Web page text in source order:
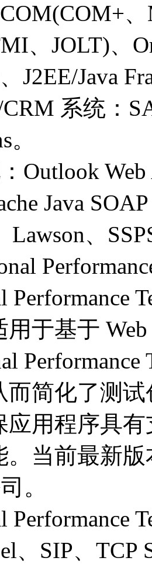
、JOLT)、
J2EE/Java
系统：
Web
Java
Lawson、
用于基于
而简化了测
应用程序具
。当前最新
。
、SIP、TCP